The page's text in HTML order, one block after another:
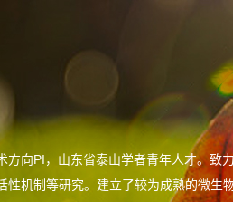
向PI，山东省泰山学者青年人才。致
机制等研究。建立了较为成熟的微生